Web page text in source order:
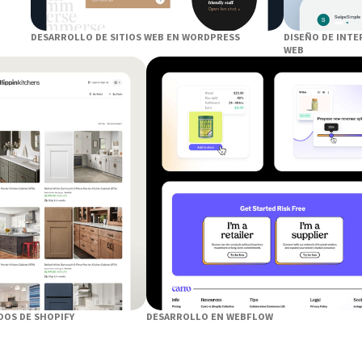
DESARROLLO DE SITIOS WEB EN WORDPRESS
DISEÑO DE
WEB
DE SHOPIFY DESARROLLO EN WEBFLOW